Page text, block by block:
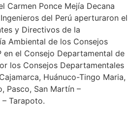
Carmen Ponce Mejía Decana
del Perú aperturaron el
y Directivos de la
Ambiental de los Consejos
en el Consejo Departamental de
los Consejos Departamentales
Huánuco-Tingo Maria,
Pasco, San Martín –
Tarapoto.